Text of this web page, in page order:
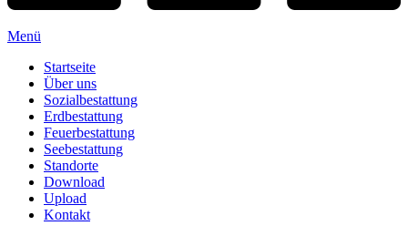
Menü
Startseite
Über uns
Sozialbestattung
Erdbestattung
Feuerbestattung
Seebestattung
Standorte
Download
Upload
Kontakt